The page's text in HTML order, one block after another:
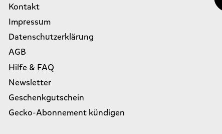
Kontakt
Impressum
Datenschutzerklärung
AGB
Hilfe & FAQ
Newsletter
Geschenkgutschein
Gecko-Abonnement kündigen